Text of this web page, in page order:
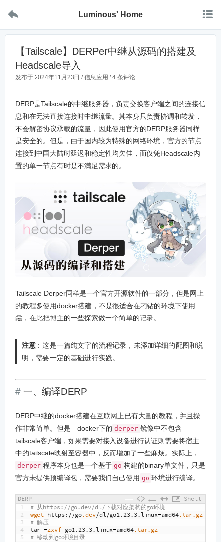
 Luminous' Home 
【Tailscale】DERPer中继从源码的搭建及
Headscale导入
发布于 2024年11月23日 /信息应用 /4 条评论
DERP是Tailscale的中继服务器，负责交换客户端之间的连接信
息和在无法直接连接时中继流量。其本身只负责协调和转发，
不会解密协议承载的流量，因此使用官方的DERP服务器同样
是安全的。但是，由于国内较为特殊的网络环境，官方的节点
连接到中国大陆时延迟和稳定性均欠佳，而仅凭Headscale内
置的单一节点有时是不满足需求的。
Tailscale Derper同样是一个官方开源软件的一部分，但是网上
的教程多使用docker搭建，不是很适合在刁钻的环境下使用
🥶，在此把博主的一些探索做一个简单的记录。
注意 ：这是一篇纯文字的流程记录，未添加详细的配图和说
明，需要一定的基础进行实践。
一、编译DERP
DERP中继的docker搭建在互联网上已有大量的教程，并且操
作非常简单。但是，docker下的 derper 镜像中不包含
tailscale客户端，如果需要对接入设备进行认证则需要将宿主
中的tailscale映射至容器中，反而增加了一些麻烦。实际上，
derper 程序本身也是一个基于 go 构建的binary单文件，只是
官方未提供预编译包，需要我们自己使用 go 环境进行编译。
DERP
Shell
1
2
3
4
5
# 从https://go.dev/dl/下载对应架构的go环境
wget https://go.dev/dl/go1.23.3.linux-amd64.tar.gz
# 解压
tar -zxvf go1.23.3.linux-amd64.tar.gz
# 移动到go环境目录